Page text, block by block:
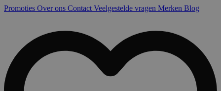
Promoties Over ons Contact Veelgestelde vragen Merken Blog